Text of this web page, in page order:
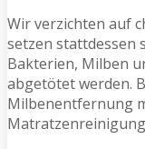
Wir verzichten auf
setzen stattdessen
Bakterien, Milben
abgetötet werden.
Milbenentfernung
Matratzenreinigung